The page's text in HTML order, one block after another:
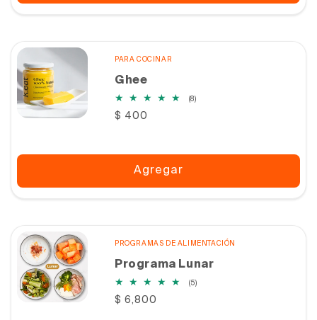
PARA COCINAR
Ghee
(8)8
Precio
$ 400
Agregar
PROGRAMAS DE ALIMENTACIÓN
Programa Lunar
(5)5
Precio
$ 6,800